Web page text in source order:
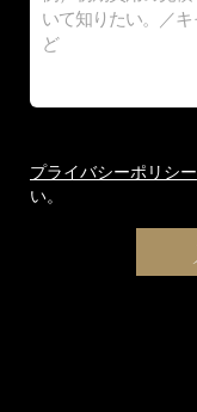
プライバシーポリシー
い。